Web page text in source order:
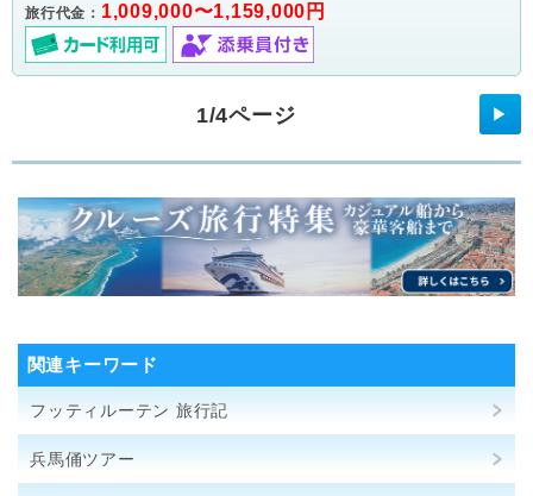
旅行代金： 1,009,000〜1,159,000円
1/4ページ ▶
関連キーワード
フッティルーテン 旅行記
兵馬俑ツアー